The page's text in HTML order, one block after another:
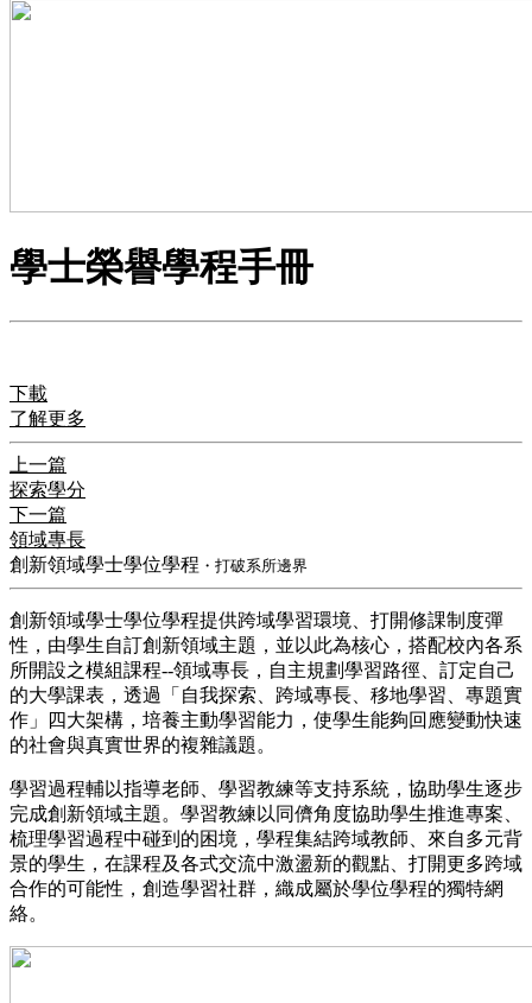
學士榮譽學程手冊
下載
了解更多
上一篇
探索學分
下一篇
領域專長
創新領域學士學位學程 ・打破系所邊界
​創新領域學士學位學程提供跨域學習環境、打開修課制度彈
性，由學生自訂創新領域主題，並以此為核心，搭配校內各系
所開設之模組課程--領域專長，自主規劃學習路徑、訂定自己
的大學課表，透過「自我探索、跨域專長、移地學習、專題實
作」四大架構，培養主動學習能力，使學生能夠回應變動快速
的社會與真實世界的複雜議題。
​學習過程輔以指導老師、學習教練等支持系統，協助學生逐步
完成創新領域主題。學習教練以同儕角度協助學生推進專案、
梳理學習過程中碰到的困境，學程集結跨域教師、來自多元背
景的學生，在課程及各式交流中激盪新的觀點、打開更多跨域
合作的可能性，創造學習社群，織成屬於學位學程的獨特網
絡。